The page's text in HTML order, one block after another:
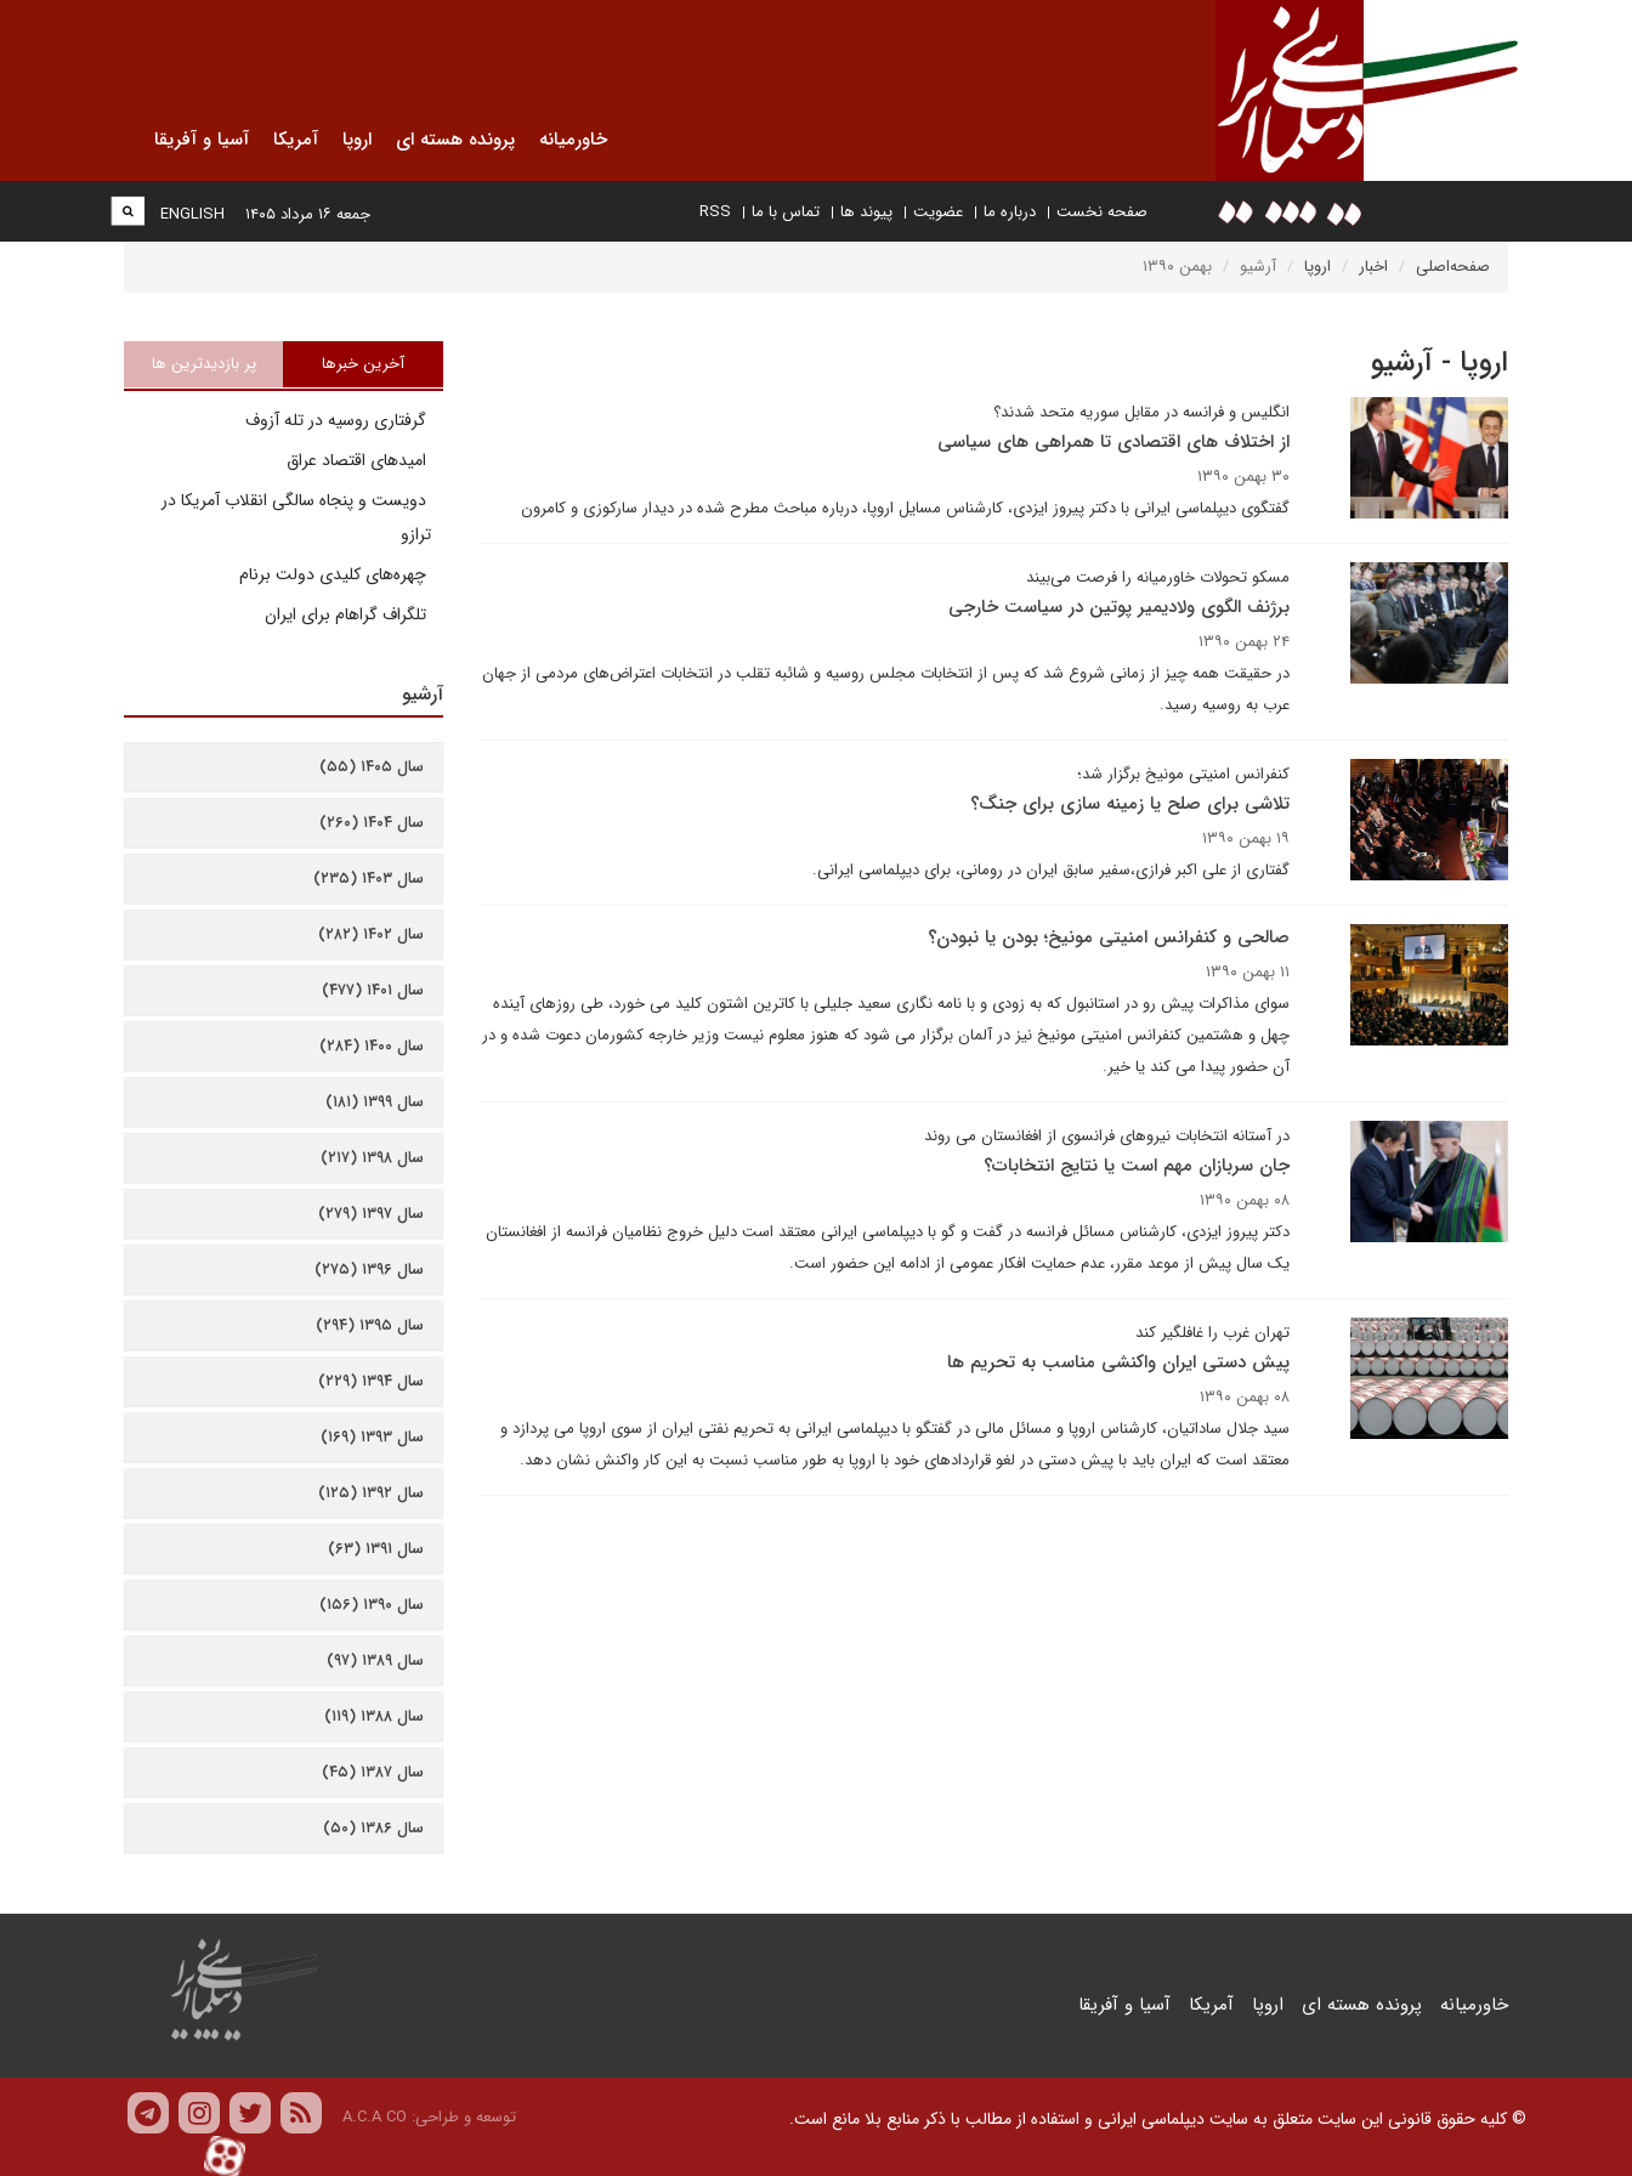
خاورمیانه پرونده هسته ای اروپا آمریکا آسیا و آفریقا
صفحه نخست درباره ما عضویت پیوند ها تماس با ما RSS
ENGLISH جمعه ۱۶ مرداد ۱۴۰۵
صفحه‌اصلی اخبار اروپا آرشیو بهمن ۱۳۹۰
اروپا - آرشیو
انگلیس و فرانسه در مقابل سوریه متحد شدند؟
از اختلاف های اقتصادی تا همراهی های سیاسی
۳۰ بهمن ۱۳۹۰
گفتگوی دیپلماسی ایرانی با دکتر پیروز ایزدی، کارشناس مسایل اروپا، درباره مباحث مطرح شده در دیدار سارکوزی و کامرون
مسکو تحولات خاورمیانه را فرصت می‌بیند
برژنف الگوی ولادیمیر پوتین در سیاست خارجی
۲۴ بهمن ۱۳۹۰
در حقیقت همه چیز از زمانی شروع شد که پس از انتخابات مجلس روسیه و شائبه تقلب در انتخابات اعتراض‌های مردمی از جهان
عرب به روسیه رسید.
کنفرانس امنیتی مونیخ برگزار شد؛
تلاشی برای صلح یا زمینه سازی برای جنگ؟
۱۹ بهمن ۱۳۹۰
گفتاری از علی اکبر فرازی،سفیر سابق ایران در رومانی، برای دیپلماسی ایرانی.
صالحی و کنفرانس امنیتی مونیخ؛ بودن یا نبودن؟
۱۱ بهمن ۱۳۹۰
سوای مذاکرات پیش رو در استانبول که به زودی و با نامه نگاری سعید جلیلی با کاترین اشتون کلید می خورد، طی روزهای آینده
چهل و هشتمین کنفرانس امنیتی مونیخ نیز در آلمان برگزار می شود که هنوز معلوم نیست وزیر خارجه کشورمان دعوت شده و در
آن حضور پیدا می کند یا خیر.
در آستانه انتخابات نیروهای فرانسوی از افغانستان می روند
جان سربازان مهم است یا نتایج انتخابات؟
۰۸ بهمن ۱۳۹۰
دکتر پیروز ایزدی، کارشناس مسائل فرانسه در گفت و گو با دیپلماسی ایرانی معتقد است دلیل خروج نظامیان فرانسه از افغانستان
یک سال پیش از موعد مقرر، عدم حمایت افکار عمومی از ادامه این حضور است.
تهران غرب را غافلگیر کند
پیش دستی ایران واکنشی مناسب به تحریم ها
۰۸ بهمن ۱۳۹۰
سید جلال ساداتیان، کارشناس اروپا و مسائل مالی در گفتگو با دیپلماسی ایرانی به تحریم نفتی ایران از سوی اروپا می پردازد و
معتقد است که ایران باید با پیش دستی در لغو قراردادهای خود با اروپا به طور مناسب نسبت به این کار واکنش نشان دهد.
آخرین خبرها پر بازدیدترین ها
گرفتاری روسیه در تله آزوف
امیدهای اقتصاد عراق
دویست و پنجاه سالگی انقلاب آمریکا در
ترازو
چهره‌های کلیدی دولت برنام
تلگراف گراهام برای ایران
آرشیو
سال ۱۴۰۵ (۵۵)
سال ۱۴۰۴ (۲۶۰)
سال ۱۴۰۳ (۲۳۵)
سال ۱۴۰۲ (۲۸۲)
سال ۱۴۰۱ (۴۷۷)
سال ۱۴۰۰ (۲۸۴)
سال ۱۳۹۹ (۱۸۱)
سال ۱۳۹۸ (۲۱۷)
سال ۱۳۹۷ (۲۷۹)
سال ۱۳۹۶ (۲۷۵)
سال ۱۳۹۵ (۲۹۴)
سال ۱۳۹۴ (۲۲۹)
سال ۱۳۹۳ (۱۶۹)
سال ۱۳۹۲ (۱۲۵)
سال ۱۳۹۱ (۶۳)
سال ۱۳۹۰ (۱۵۶)
سال ۱۳۸۹ (۹۷)
سال ۱۳۸۸ (۱۱۹)
سال ۱۳۸۷ (۴۵)
سال ۱۳۸۶ (۵۰)
خاورمیانه پرونده هسته ای اروپا آمریکا آسیا و آفریقا
© کلیه حقوق قانونی این سایت متعلق به سایت دیپلماسی ایرانی و استفاده از مطالب با ذکر منابع بلا مانع است. توسعه و طراحی: A.C.A CO